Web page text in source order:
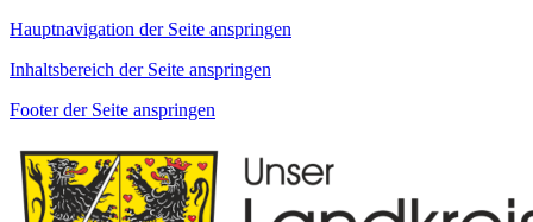
Hauptnavigation der Seite anspringen
Inhaltsbereich der Seite anspringen
Footer der Seite anspringen